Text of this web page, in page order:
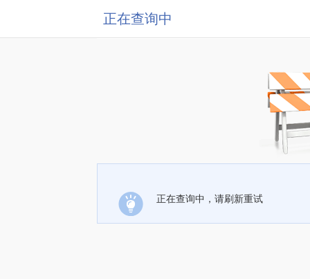
正在查询中
正在查询中，请刷新重试